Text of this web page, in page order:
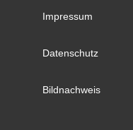
Impressum
Datenschutz
Bildnachweis